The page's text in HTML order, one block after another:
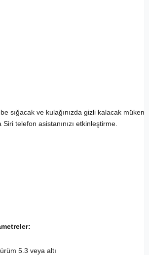
sığacak ve kulağınızda gizli kalacak
telefon asistanınızı etkinleştirme.
5.3 veya altı